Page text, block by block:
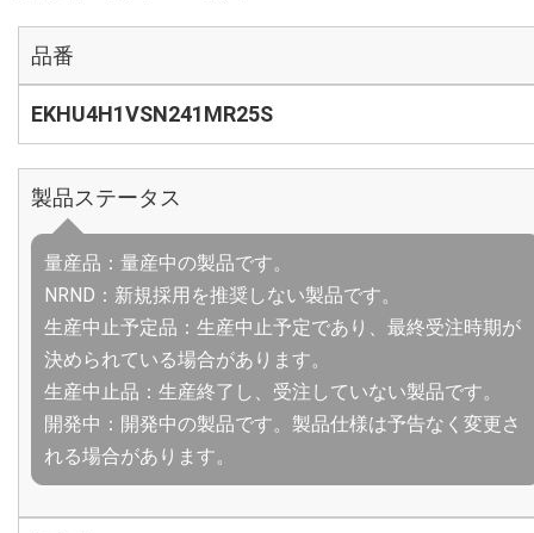
品番
EKHU4H1VSN241MR25S
製品ステータス
量産品：量産中の製品です。
NRND：新規採用を推奨しない製品です。
生産中止予定品：生産中止予定であり、最終受注時期が
決められている場合があります。
生産中止品：生産終了し、受注していない製品です。
開発中：開発中の製品です。製品仕様は予告なく変更さ
れる場合があります。